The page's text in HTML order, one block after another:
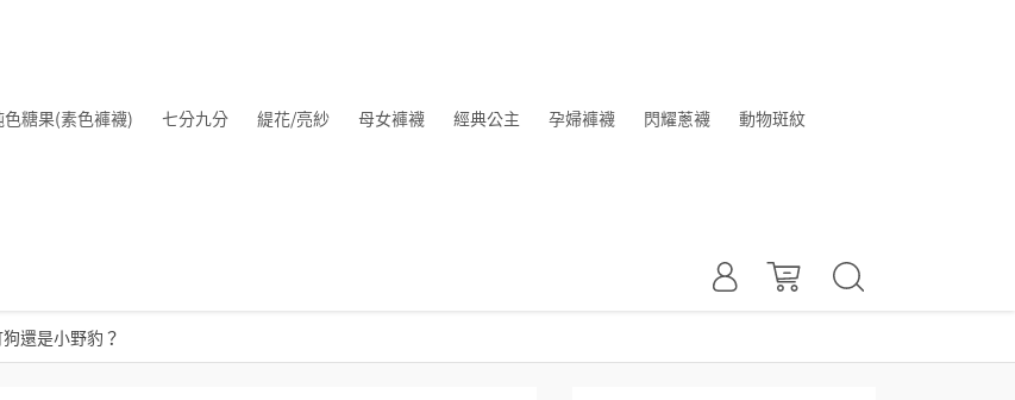
色糖果(素色褲襪) 七分九分 緹花/亮紗 母女褲襪 經典公主 孕婦褲襪 閃耀蔥襪 動物斑紋
還是小野豹？